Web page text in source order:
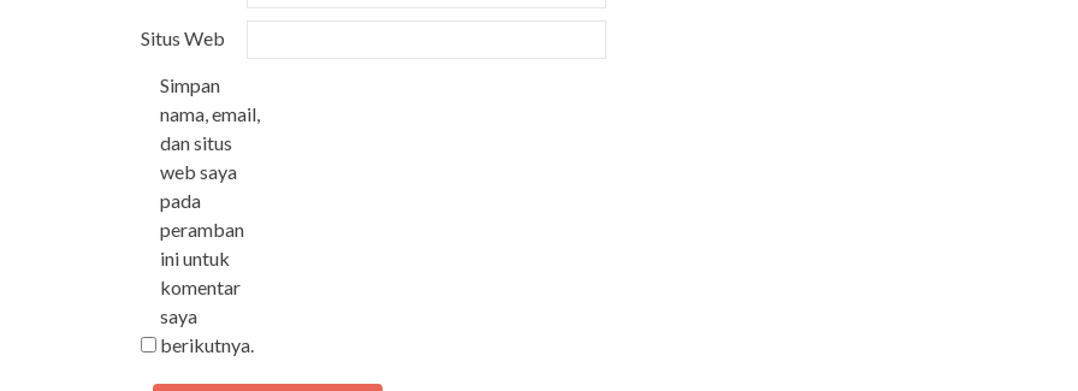
Situs Web
Simpan
nama, email,
dan situs
web saya
pada
peramban
ini untuk
komentar
saya
berikutnya.